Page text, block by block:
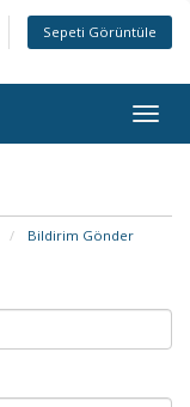
Sepeti Görüntüle
Bildirim Gönder